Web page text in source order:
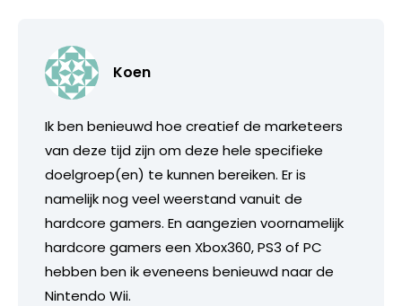
Koen
Ik ben benieuwd hoe creatief de marketeers
van deze tijd zijn om deze hele specifieke
doelgroep(en) te kunnen bereiken. Er is
namelijk nog veel weerstand vanuit de
hardcore gamers. En aangezien voornamelijk
hardcore gamers een Xbox360, PS3 of PC
hebben ben ik eveneens benieuwd naar de
Nintendo Wii.